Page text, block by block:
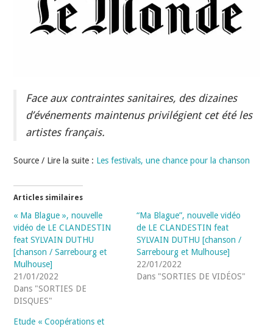
DOKO
Face aux contraintes sanitaires, des dizaines
d’événements maintenus privilégient cet été les
artistes français.
Source / Lire la suite : Les festivals, une chance pour la chanson
Articles similaires
« Ma Blague », nouvelle
vidéo de LE CLANDESTIN
feat SYLVAIN DUTHU
[chanson / Sarrebourg et
Mulhouse]
21/01/2022
Dans "SORTIES DE
DISQUES"
“Ma Blague”, nouvelle vidéo
de LE CLANDESTIN feat
SYLVAIN DUTHU [chanson /
Sarrebourg et Mulhouse]
22/01/2022
Dans "SORTIES DE VIDÉOS"
Etude « Coopérations et